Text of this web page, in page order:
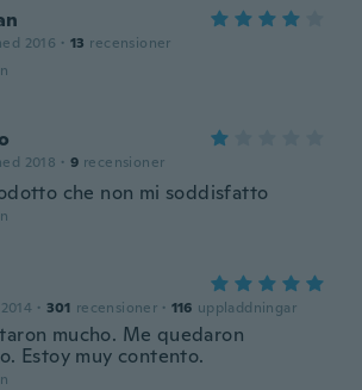
2016 · 13 recensioner
2018 · 9 recensioner
che non mi soddisfatto
· 301 recensioner · 116 uppladdningar
mucho. Me quedaron
Estoy muy contento.